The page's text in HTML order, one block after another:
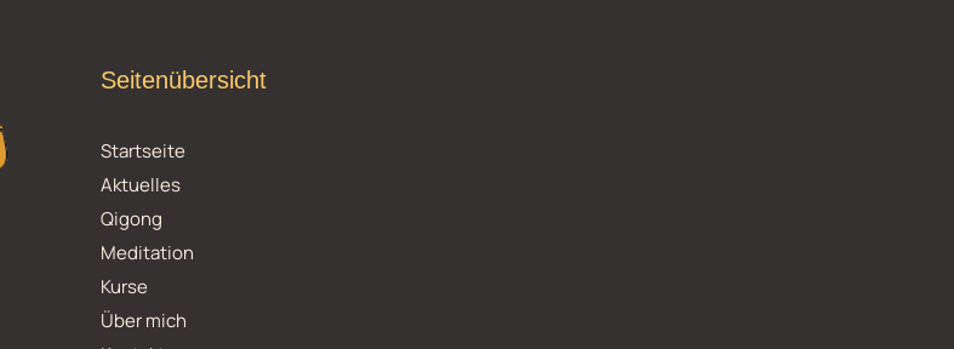
Seitenübersicht
Startseite
Aktuelles
Qigong
Meditation
Kurse
Über mich